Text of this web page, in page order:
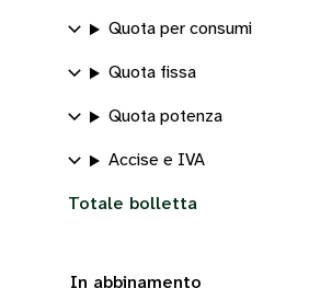
Quota per consumi
Quota fissa
Quota potenza
Accise e IVA
Totale bolletta
In abbinamento